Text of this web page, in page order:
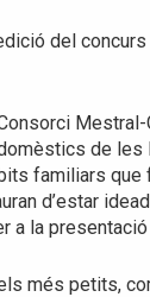
del
Mestral-
de les
familiars
d’estar
a la
més petits,